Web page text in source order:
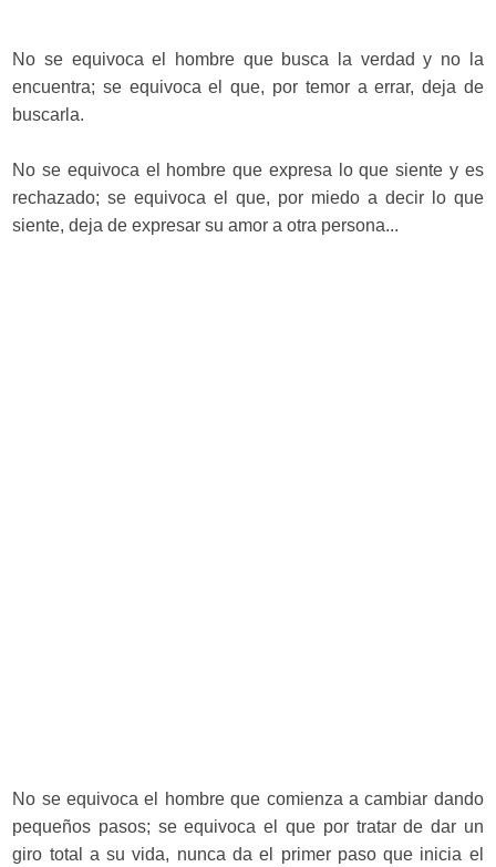
No se equivoca el hombre que busca la verdad y no la
encuentra; se equivoca el que, por temor a errar, deja de
buscarla.
No se equivoca el hombre que expresa lo que siente y es
rechazado; se equivoca el que, por miedo a decir lo que
siente, deja de expresar su amor a otra persona...
No se equivoca el hombre que comienza a cambiar dando
pequeños pasos; se equivoca el que por tratar de dar un
giro total a su vida, nunca da el primer paso que inicia el